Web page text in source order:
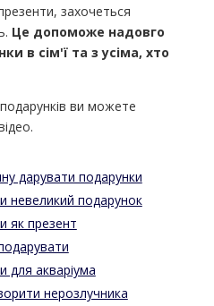
захочеться
Це допоможе надовго
в сім'ї та з усіма, хто
ви можете
дарувати подарунки
подарунок
як презент
акваріума
нерозлучника